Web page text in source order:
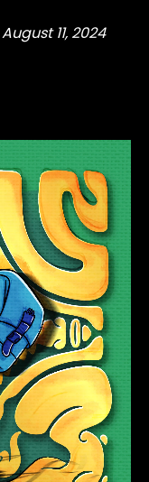
August 11, 2024